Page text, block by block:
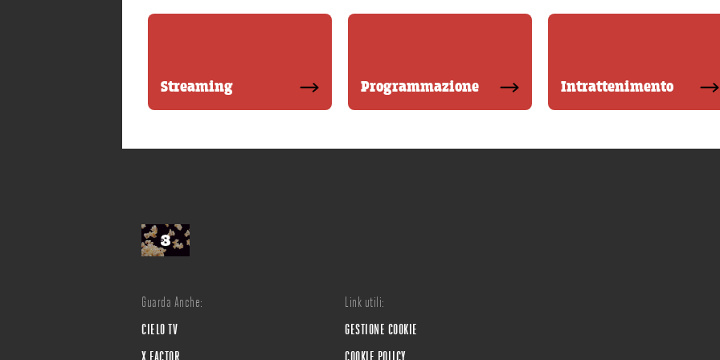
Streaming Programmazione Intrattenimento
Guarda Anche:
CIELO TV
X FACTOR
Link utili:
GESTIONE COOKIE
COOKIE POLICY